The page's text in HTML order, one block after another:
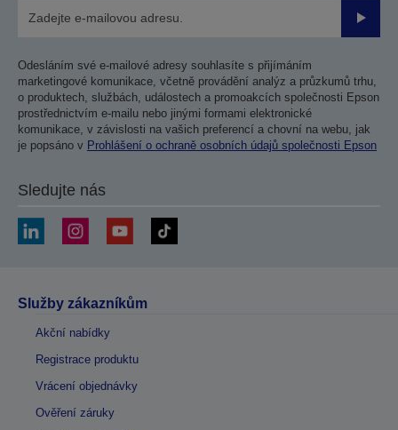
Odesláním své e-mailové adresy souhlasíte s přijímáním
marketingové komunikace, včetně provádění analýz a průzkumů trhu,
o produktech, službách, událostech a promoakcích společnosti Epson
prostřednictvím e-mailu nebo jinými formami elektronické
komunikace, v závislosti na vašich preferencí a chovní na webu, jak
je popsáno v Prohlášení o ochraně osobních údajů společnosti Epson
Sledujte nás
Služby zákazníkům
Akční nabídky
Registrace produktu
Vrácení objednávky
Ověření záruky